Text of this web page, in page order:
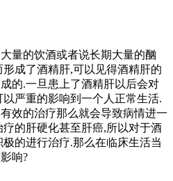
的饮酒或者说长期大量的酗
成了酒精肝,可以见得酒精肝的
的.一旦患上了酒精肝以后会对
严重的影响到一个人正常生活.
效的治疗那么就会导致病情进一
的肝硬化甚至肝癌,所以对于酒
的进行治疗.那么在临床生活当
响?